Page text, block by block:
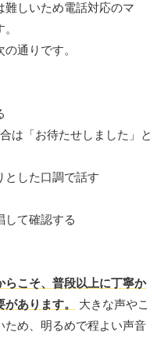
難しいため電話対応のマ
通りです。
は「お待たせしました」と
とした口調で話す
して確認する
らこそ、普段以上に丁寧か
あります。
大きな声やこ
ため、明るめで程よい声音